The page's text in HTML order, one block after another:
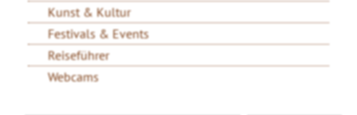
Kunst & Kultur
Festivals & Events
Reiseführer
Webcams